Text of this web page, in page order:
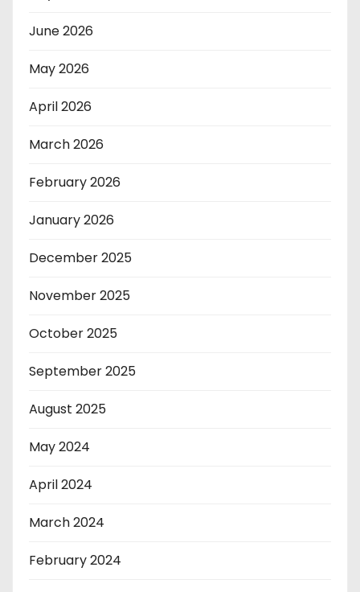
June 2026
May 2026
April 2026
March 2026
February 2026
January 2026
December 2025
November 2025
October 2025
September 2025
August 2025
May 2024
April 2024
March 2024
February 2024